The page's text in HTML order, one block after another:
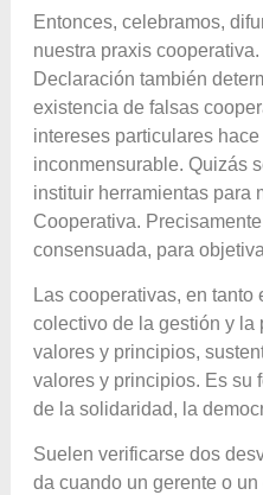
Entonces, celebramos,
nuestra praxis
Declaración también
existencia de falsas
intereses particulares
inconmensurable. Quizás
instituir herramientas para
Cooperativa.
consensuada, para
Las cooperativas, en tanto
colectivo de la gestión y la
valores y principios,
valores y principios. Es su
de la solidaridad, la
Suelen verificarse dos
da cuando un gerente o